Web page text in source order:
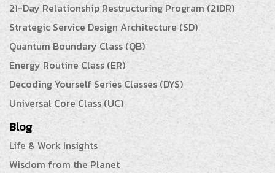
21-Day Relationship Restructuring Program (21DR)
Strategic Service Design Architecture (SD)
Quantum Boundary Class (QB)
Energy Routine Class (ER)
Decoding Yourself Series Classes (DYS)
Universal Core Class (UC)
Blog
Life & Work Insights
Wisdom from the Planet